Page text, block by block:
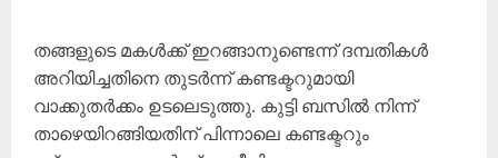
തങ്ങളുടെ മകൾക്ക് ഇറങ്ങാനുണ്ടെന്ന് ദമ്പതികൾ
അറിയിച്ചതിനെ തുടർന്ന് കണ്ടക്ടറുമായി
വാക്കുതർക്കം ഉടലെടുത്തു. കുട്ടി ബസിൽ നിന്ന്
താഴെയിറങ്ങിയതിന് പിന്നാലെ കണ്ടക്ടറും